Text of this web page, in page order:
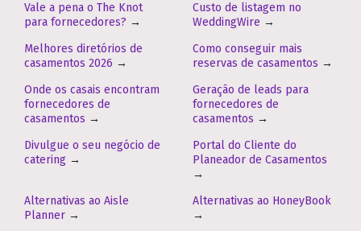
Vale a pena o The Knot
para fornecedores? →
Custo de listagem no
WeddingWire →
Melhores diretórios de
casamentos 2026 →
Como conseguir mais
reservas de casamentos →
Onde os casais encontram
fornecedores de
casamentos →
Geração de leads para
fornecedores de
casamentos →
Divulgue o seu negócio de
catering →
Portal do Cliente do
Planeador de Casamentos
→
Alternativas ao Aisle
Planner →
Alternativas ao HoneyBook
→